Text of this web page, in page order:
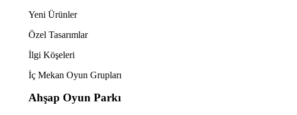
Yeni Ürünler
Özel Tasarımlar
İlgi Köşeleri
İç Mekan Oyun Grupları
Ahşap Oyun Parkı